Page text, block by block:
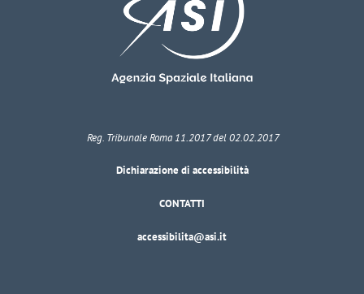
Reg. Tribunale Roma 11.2017 del 02.02.2017
Dichiarazione di accessibilità
CONTATTI
accessibilita@asi.it